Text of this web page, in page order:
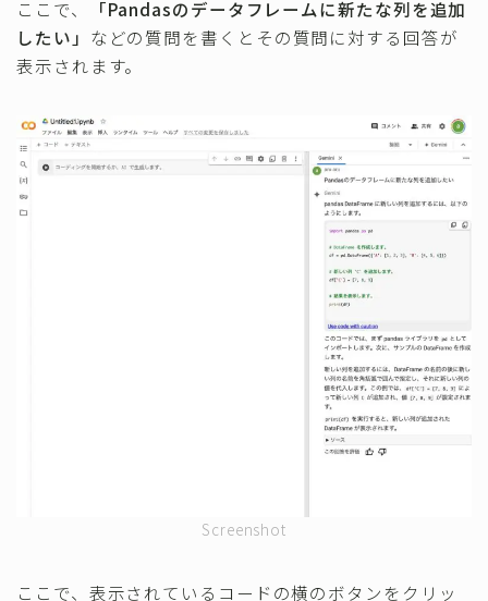
ここで、
「Pandasのデータフレームに新たな列を追加
したい」 などの質問を書くとその質問に対する回答が
表示されます。
Screenshot
ここで、表示されているコードの横のボタンをクリッ